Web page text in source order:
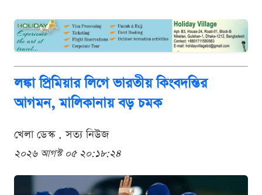
লঙ্কা প্রিমিয়ার লিগে ভারতীয় কিংবদন্তির
আগমন, মালিকানায় বড় চমক
খেলা ডেস্ক . সত্য নিউজ
২০২৬ আগস্ট ০৫ ২০:১৮:২৪